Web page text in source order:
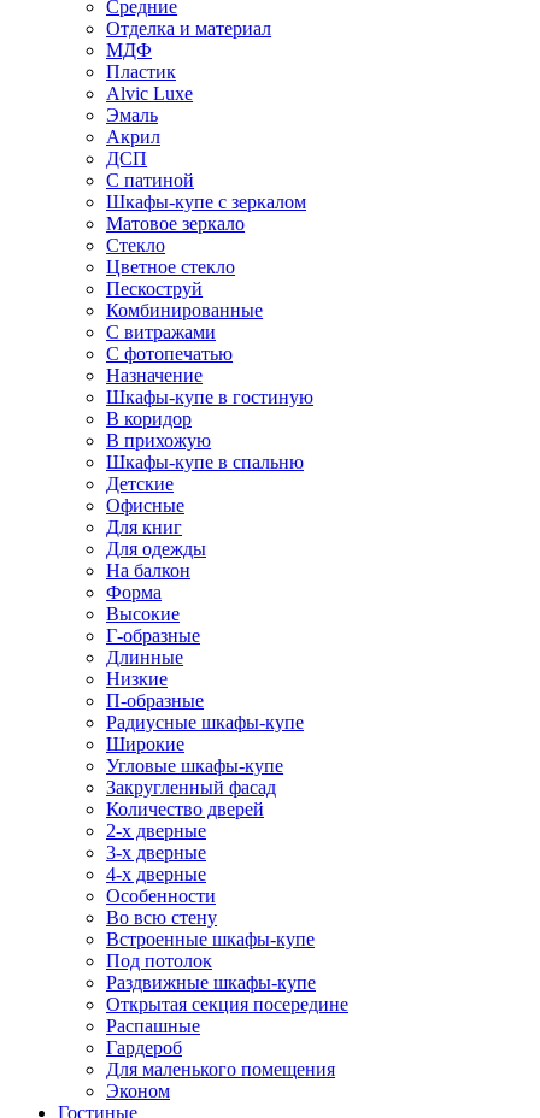
Средние
Отделка и материал
МДФ
Пластик
Alvic Luxe
Эмаль
Акрил
ДСП
С патиной
Шкафы-купе с зеркалом
Матовое зеркало
Стекло
Цветное стекло
Пескоструй
Комбинированные
С витражами
С фотопечатью
Назначение
Шкафы-купе в гостиную
В коридор
В прихожую
Шкафы-купе в спальню
Детские
Офисные
Для книг
Для одежды
На балкон
Форма
Высокие
Г-образные
Длинные
Низкие
П-образные
Радиусные шкафы-купе
Широкие
Угловые шкафы-купе
Закругленный фасад
Количество дверей
2-х дверные
3-х дверные
4-х дверные
Особенности
Во всю стену
Встроенные шкафы-купе
Под потолок
Раздвижные шкафы-купе
Открытая секция посередине
Распашные
Гардероб
Для маленького помещения
Эконом
Гостиные